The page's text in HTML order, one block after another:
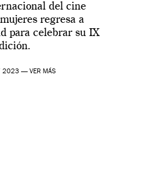
del cine
regresa a
para celebrar su IX
2023 — VER MÁS